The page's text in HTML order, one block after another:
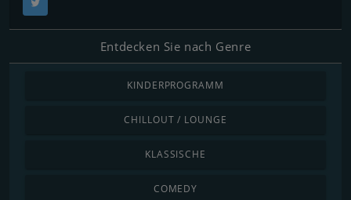
Entdecken Sie nach Genre
KINDERPROGRAMM
CHILLOUT / LOUNGE
KLASSISCHE
COMEDY